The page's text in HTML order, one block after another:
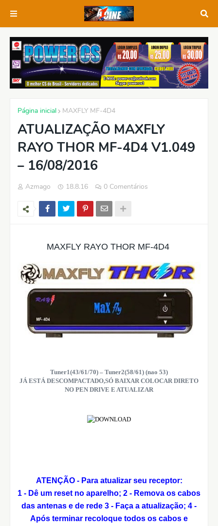
Página inicial MAXFLY MF-4D4
ATUALIZAÇÃO MAXFLY
RAYO THOR MF-4D4 V1.049
– 16/08/2016
Azmago 18.8.16 0 Comentários
MAXFLY RAYO THOR MF-4D4
Tuner1(43/61/70) – Tuner2(58/61) (nao 53)
JÁ ESTÁ DESCOMPACTADO,SÓ BAIXAR COLOCAR DIRETO
NO PEN DRIVE E ATUALIZAR
ATENÇÃO - Para atualizar seu receptor:
1 - Dê um reset no aparelho; 2 - Remova os cabos
das antenas e de rede 3 - Faça a atualização; 4 -
Após terminar recoloque todos os cabos e